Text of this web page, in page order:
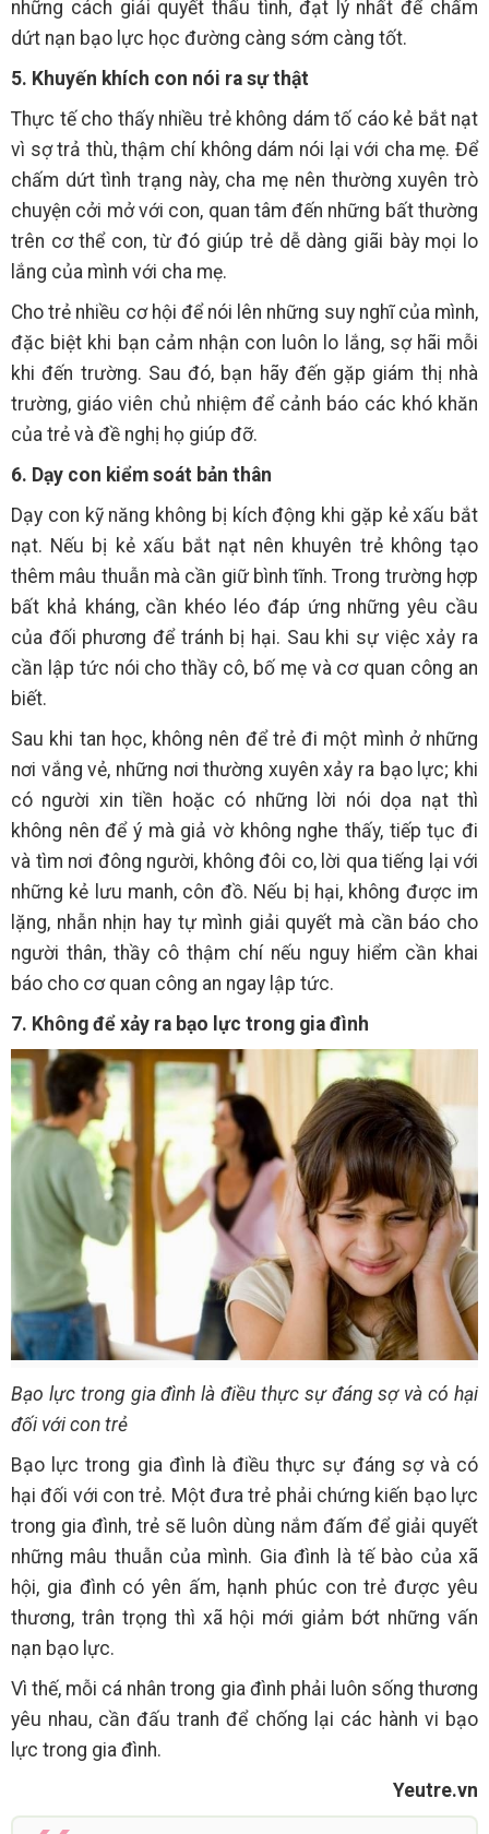
những cách giải quyết thấu tình, đạt lý nhất để chấm
dứt nạn bạo lực học đường càng sớm càng tốt.
5. Khuyến khích con nói ra sự thật
Thực tế cho thấy nhiều trẻ không dám tố cáo kẻ bắt nạt
vì sợ trả thù, thậm chí không dám nói lại với cha mẹ. Để
chấm dứt tình trạng này, cha mẹ nên thường xuyên trò
chuyện cởi mở với con, quan tâm đến những bất thường
trên cơ thể con, từ đó giúp trẻ dễ dàng giãi bày mọi lo
lắng của mình với cha mẹ.
Cho trẻ nhiều cơ hội để nói lên những suy nghĩ của mình,
đặc biệt khi bạn cảm nhận con luôn lo lắng, sợ hãi mỗi
khi đến trường. Sau đó, bạn hãy đến gặp giám thị nhà
trường, giáo viên chủ nhiệm để cảnh báo các khó khăn
của trẻ và đề nghị họ giúp đỡ.
6. Dạy con kiểm soát bản thân
Dạy con kỹ năng không bị kích động khi gặp kẻ xấu bắt
nạt. Nếu bị kẻ xấu bắt nạt nên khuyên trẻ không tạo
thêm mâu thuẫn mà cần giữ bình tĩnh. Trong trường hợp
bất khả kháng, cần khéo léo đáp ứng những yêu cầu
của đối phương để tránh bị hại. Sau khi sự việc xảy ra
cần lập tức nói cho thầy cô, bố mẹ và cơ quan công an
biết.
Sau khi tan học, không nên để trẻ đi một mình ở những
nơi vắng vẻ, những nơi thường xuyên xảy ra bạo lực; khi
có người xin tiền hoặc có những lời nói dọa nạt thì
không nên để ý mà giả vờ không nghe thấy, tiếp tục đi
và tìm nơi đông người, không đôi co, lời qua tiếng lại với
những kẻ lưu manh, côn đồ. Nếu bị hại, không được im
lặng, nhẫn nhịn hay tự mình giải quyết mà cần báo cho
người thân, thầy cô thậm chí nếu nguy hiểm cần khai
báo cho cơ quan công an ngay lập tức.
7. Không để xảy ra bạo lực trong gia đình
Bạo lực trong gia đình là điều thực sự đáng sợ và có hại
đối với con trẻ
Bạo lực trong gia đình là điều thực sự đáng sợ và có
hại đối với con trẻ. Một đưa trẻ phải chứng kiến bạo lực
trong gia đình, trẻ sẽ luôn dùng nắm đấm để giải quyết
những mâu thuẫn của mình. Gia đình là tế bào của xã
hội, gia đình có yên ấm, hạnh phúc con trẻ được yêu
thương, trân trọng thì xã hội mới giảm bớt những vấn
nạn bạo lực.
Vì thế, mỗi cá nhân trong gia đình phải luôn sống thương
yêu nhau, cần đấu tranh để chống lại các hành vi bạo
lực trong gia đình.
Yeutre.vn